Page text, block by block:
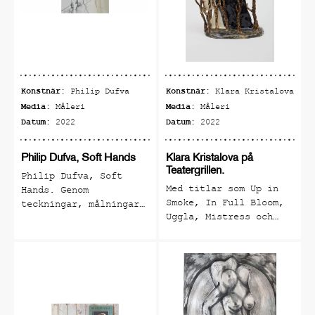
utställningar från
kontemporära konstnärer
som ställer ut hos oss.
Verken från de tillfälliga
utställningarna är till
salu och kan köpas på
plats.
Allt är inte alltid vad du
förväntar dig och det du
förväntar dig är inte
alltid det du egentligen
vill se. Riche är ett
upplevas.
Konstnär: Philip Dufva
Media: Måleri
Datum: 2022
Philip Dufva, Soft Hands
Philip Dufva, Soft
Hands. Genom
teckningar, målningar,
föreslår en mjuk hands
Konstnär: Klara Kristalova
Media: Måleri
Datum: 2022
Klara Kristalova på
Teatergrillen.
Med titlar som Up in
Smoke, In Full Bloom,
Uggla, Mistress och
Teatergrillen. Klara
visar stengods
skulpturer, målningar,
teckningar och grafik